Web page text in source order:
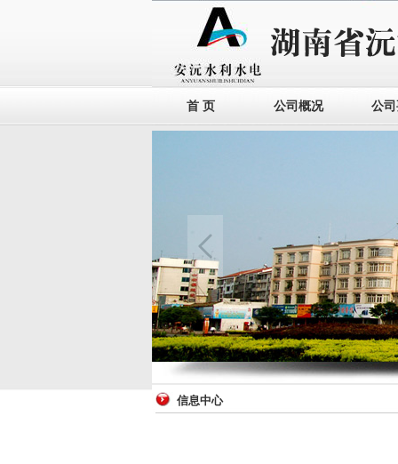
首 页 公司概况 公司
信息中心